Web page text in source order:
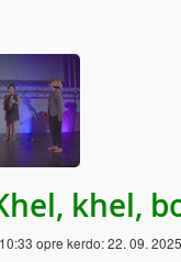
khel,
opre kerdo:22. 09.